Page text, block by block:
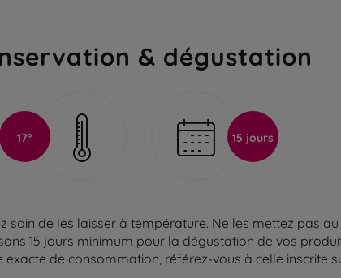
& dégustation
17° 15 jours
soin de les laisser à température. Ne les mettez pas
15 jours minimum pour la dégustation de vos
de consommation, référez-vous à celle inscrite